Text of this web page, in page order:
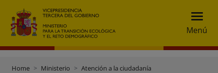
Menú
Home Ministerio Atención a la ciudadanía